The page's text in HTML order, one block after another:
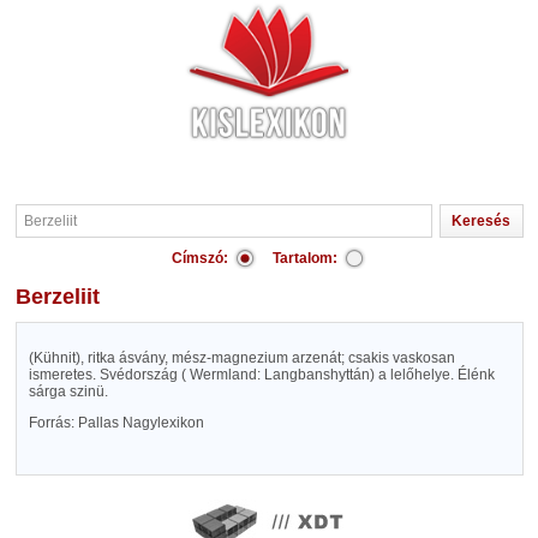
Címszó: Tartalom:
Berzeliit
(Kühnit), ritka ásvány, mész-magnezium arzenát; csakis vaskosan
ismeretes. Svédország ( Wermland: Langbanshyttán) a lelőhelye. Élénk
sárga szinü.
Forrás: Pallas Nagylexikon